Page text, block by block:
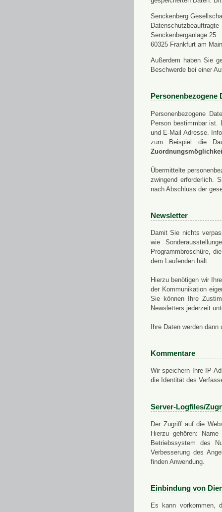
Senckenberg
Datenschutzbeauftragte
Senckenberganlage 25
60325 Frankfurt am Main
Außerdem haben Sie
Beschwerde bei einer
Personenbezogene
Personenbezogene
Person bestimmbar ist.
und E-Mail Adresse.
zum Beispiel die
Übermittelte
zwingend erforderlich.
nach Abschluss der
Newsletter
Damit Sie nichts
wie
Programmbroschüre,
dem Laufenden hält.
Hierzu benötigen wir
der Kommunikation
Sie können Ihre
Newsletters jederzeit
Ihre Daten werden
Kommentare
Wir speichern Ihre IP-
die Identität des
Server-Logfiles/
Der Zugriff auf die
Hierzu gehören:
Betriebssystem des
Verbesserung des
finden Anwendung.
Einbindung von
Es kann vorkommen,